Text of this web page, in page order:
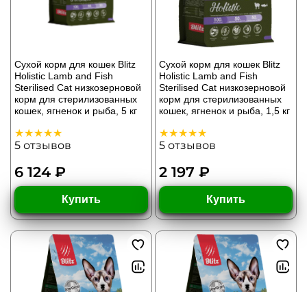
Сухой корм для кошек Blitz
Holistic Lamb and Fish
Sterilised Cat низкозерновой
корм для стерилизованных
кошек, ягненок и рыба, 5 кг
5 отзывов
6 124 ₽
Купить
Сухой корм для кошек Blitz
Holistic Lamb and Fish
Sterilised Cat низкозерновой
корм для стерилизованных
кошек, ягненок и рыба, 1,5 кг
5 отзывов
2 197 ₽
Купить